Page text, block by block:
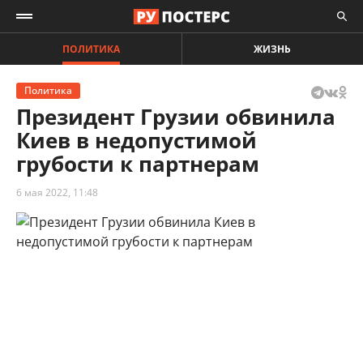
ПОЛИТИКА ЖИЗНЬ
Политика
Президент Грузии обвинила
Киев в недопустимой
грубости к партнерам
6 мая 2022, 11:48